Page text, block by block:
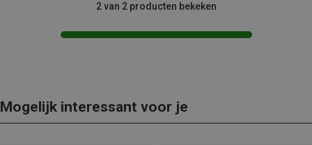
2 van 2 producten bekeken
Mogelijk interessant voor je